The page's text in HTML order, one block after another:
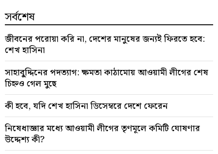
সর্বশেষ
জীবনের পরোয়া করি না, দেশের মানুষের জন্যই ফিরতে হবে:
শেখ হাসিনা
সাহাবু্দ্দিনের পদত্যাগ: ক্ষমতা কাঠামোয় আওয়ামী লীগের শেষ
চিহ্নও গেল মুছে
কী হবে, যদি শেখ হাসিনা ডিসেম্বরে দেশে ফেরেন
নিষেধাজ্ঞার মধ্যে আওয়ামী লীগের তৃণমূলে কমিটি ঘোষণার
উদ্দেশ্য কী?